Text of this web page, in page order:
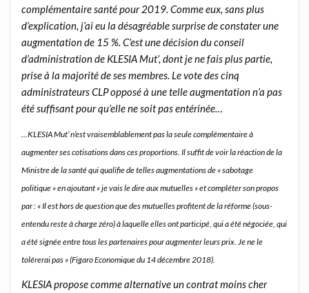
complémentaire santé pour 2019. Comme eux, sans plus
d’explication, j’ai eu la désagréable surprise de constater une
augmentation de 15 %. C’est une décision du conseil
d’administration de KLESIA Mut’, dont je ne fais plus partie,
prise à la majorité de ses membres. Le vote des cinq
administrateurs CLP opposé à une telle augmentation n’a pas
été suffisant pour qu’elle ne soit pas entérinée…
…KLESIA Mut’ n’est vraisemblablement pas la seule complémentaire à
augmenter ses cotisations dans ces proportions. Il suffit de voir la réaction de la
Ministre de la santé qui qualifie de telles augmentations de « sabotage
politique » en ajoutant « je vais le dire aux mutuelles » et compléter son propos
par : « Il est hors de question que des mutuelles profitent de la réforme (sous-
entendu reste à charge zéro) à laquelle elles ont participé, qui a été négociée, qui
a été signée entre tous les partenaires pour augmenter leurs prix. Je ne le
tolérerai pas » (Figaro Economique du 14 décembre 2018).
KLESIA propose comme alternative un contrat moins cher